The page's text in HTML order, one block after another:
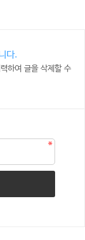
다.
하여 글을 삭제할 수